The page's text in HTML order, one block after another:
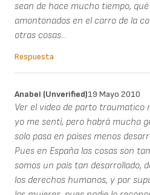
sean de hace mucho tiempo,
amontonados en el carro de la
otras cosas...
Respuesta
Anabel (unverified)19 Mayo 2010
Ver el video de parto traumatico
yo me sentí, pero habrá mucha
solo pasa en países menos
Pues en España las cosas son
somos un país tan desarrollado,
los derechos humanos, y por